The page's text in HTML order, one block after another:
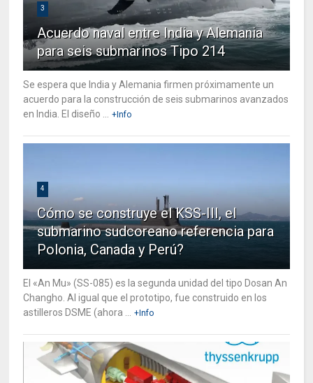
3
Acuerdo naval entre India y Alemania
para seis submarinos Tipo 214
Se espera que India y Alemania firmen próximamente un
acuerdo para la construcción de seis submarinos avanzados
en India. El diseño ... +Info
4
Cómo se construye el KSS-III, el
submarino sudcoreano referencia para
Polonia, Canada y Perú?
El «An Mu» (SS-085) es la segunda unidad del tipo Dosan An
Changho. Al igual que el prototipo, fue construido en los
astilleros DSME (ahora ... +Info